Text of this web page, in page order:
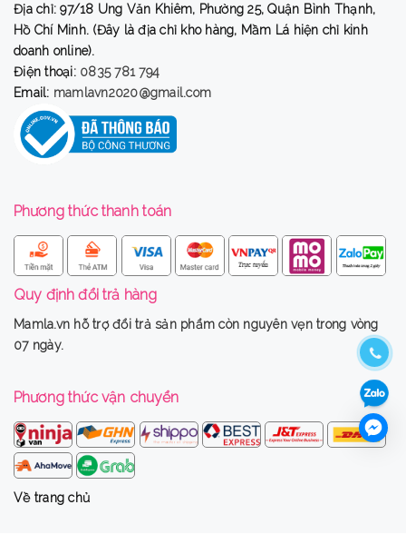
Địa chỉ: 97/18 Ung Văn Khiêm, Phường 25, Quận Bình Thạnh,
Hồ Chí Minh. (Đây là địa chỉ kho hàng, Mầm Lá hiện chỉ kinh
doanh online).
Điện thoại: 0835 781 794
Email: mamlavn2020@gmail.com
Phương thức thanh toán
Quy định đổi trả hàng
Mamla.vn hỗ trợ đổi trả sản phẩm còn nguyên vẹn trong vòng
07 ngày.
Phương thức vận chuyển
Về trang chủ